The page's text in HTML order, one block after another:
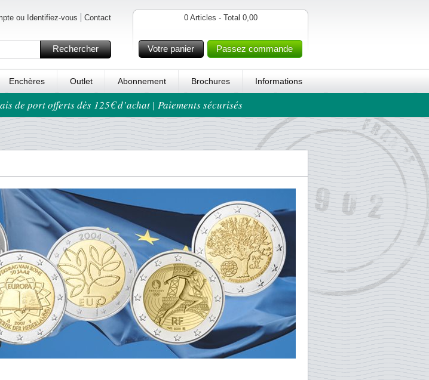
ou Identifiez-vous Contact
Rechercher
0 Articles - Total 0,00
Votre panier Passez commande
Enchères Outlet Abonnement Brochures Informations
de port offerts dès 125€ d’achat | Paiements sécurisés